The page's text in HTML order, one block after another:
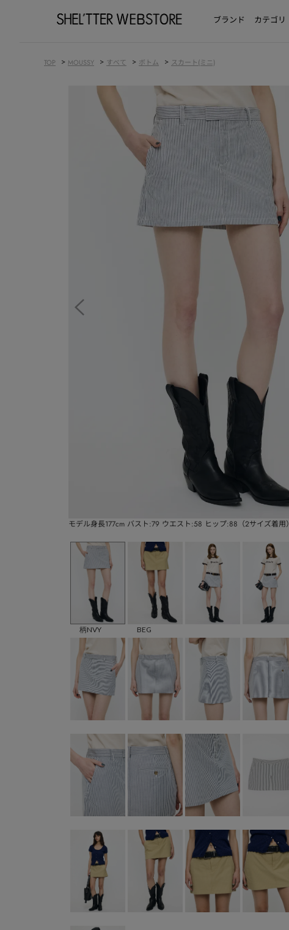
ブランド カテゴリ
TOP > MOUSSY > すべて > ボトム > スカート(ミニ)
モデル身長177cm バスト:79 ウエスト:58 ヒップ:88（2サイズ着用）
柄NVY BEG